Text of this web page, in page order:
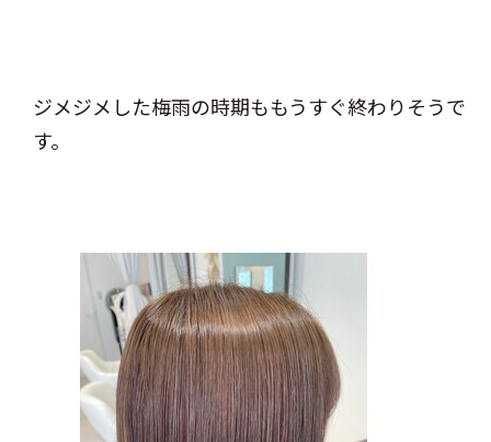
ジメジメした梅雨の時期ももうすぐ終わりそうで
す。